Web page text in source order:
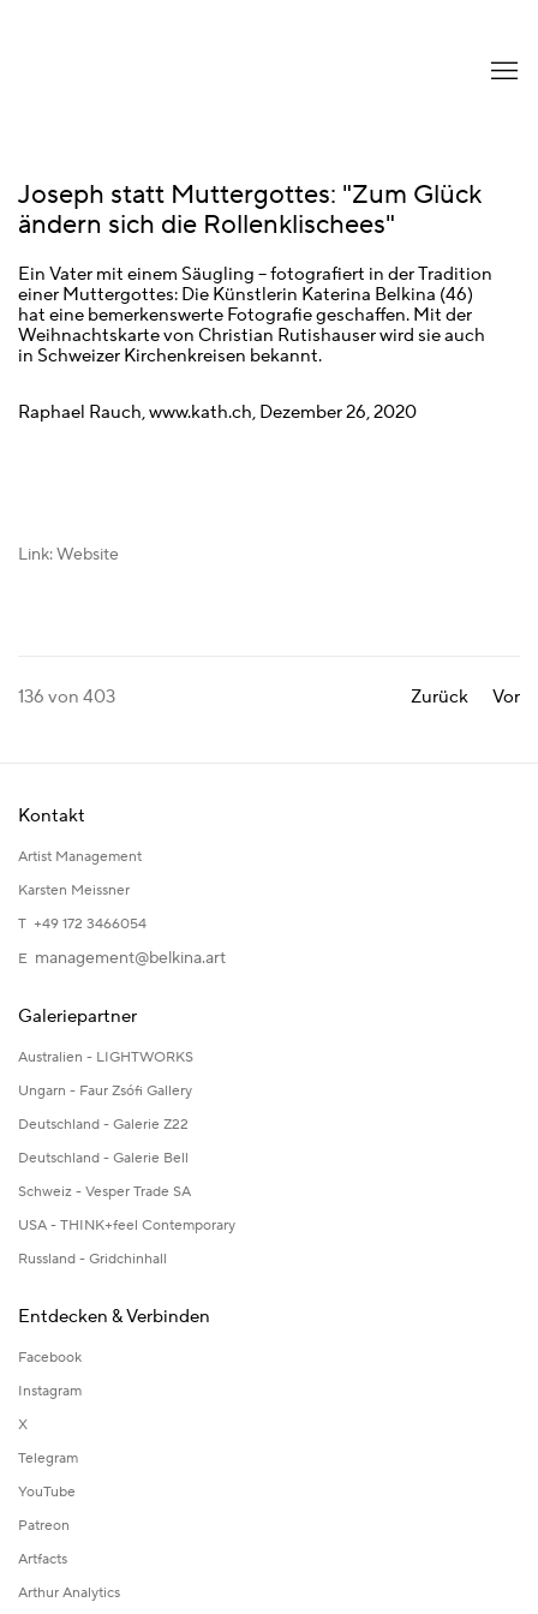
Joseph statt Muttergottes: "Zum Glück
ändern sich die Rollenklischees"
Ein Vater mit einem Säugling – fotografiert in der Tradition
einer Muttergottes: Die Künstlerin Katerina Belkina (46)
hat eine bemerkenswerte Fotografie geschaffen. Mit der
Weihnachtskarte von Christian Rutishauser wird sie auch
in Schweizer Kirchenkreisen bekannt.
Raphael Rauch, www.kath.ch, Dezember 26, 2020
Link: Website
Zurück Vor
136 von 403
Kontakt
Artist Management
Karsten Meissner
T +49 172 3466054
E management@belkina.art
Galeriepartner
Australien - LIGHTWORKS
Ungarn - Faur Zsófi Gallery
Deutschland - Galerie Z22
Deutschland - Galerie Bell
Schweiz - Vesper Trade SA
USA - THINK+feel Contemporary
Russland - Gridchinhall
Entdecken & Verbinden
Facebook
Instagram
X
Telegram
YouTube
Patreon
Artfacts
Arthur Analytics